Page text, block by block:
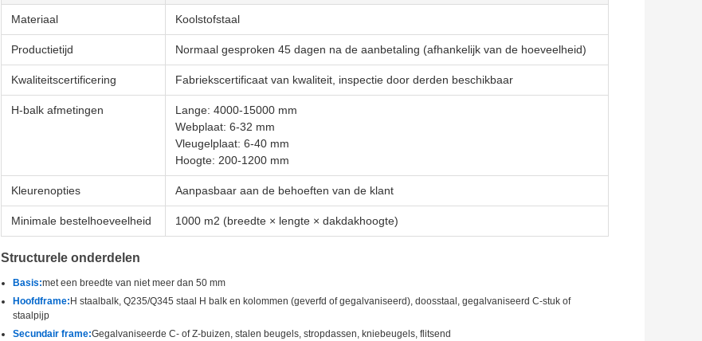
Materiaal Koolstofstaal
Productietijd Normaal gesproken 45 dagen na de aanbetaling (afhankelijk van de hoeveelheid)
Kwaliteitscertificering Fabriekscertificaat van kwaliteit, inspectie door derden beschikbaar
H-balk afmetingen
Lange: 4000-15000 mm
Webplaat: 6-32 mm
Vleugelplaat: 6-40 mm
Hoogte: 200-1200 mm
Kleurenopties Aanpasbaar aan de behoeften van de klant
Minimale bestelhoeveelheid 1000 m2 (breedte × lengte × dakdakhoogte)
Structurele onderdelen
Basis:met een breedte van niet meer dan 50 mm
Hoofdframe: H staalbalk, Q235/Q345 staal H balk en kolommen (geverfd of gegalvaniseerd), doosstaal, gegalvaniseerd C-stuk of
staalpijp
Secundair frame:Gegalvaniseerde C- of Z-buizen, stalen beugels, stropdassen, kniebeugels, flitsend